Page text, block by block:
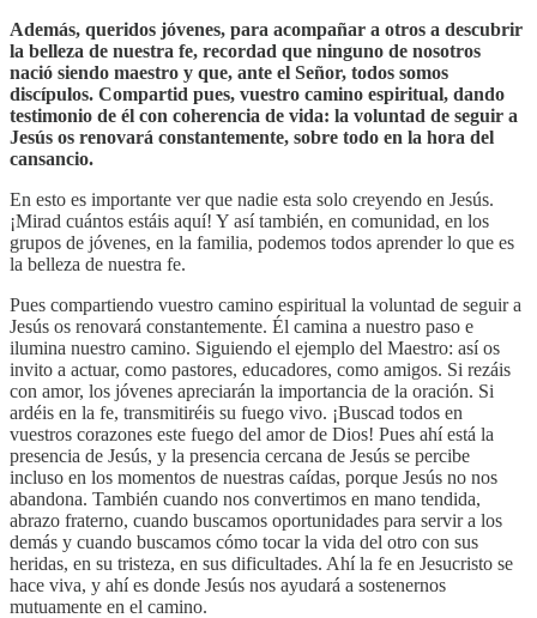
Además, queridos jóvenes, para acompañar a otros a descubrir
la belleza de nuestra fe, recordad que ninguno de nosotros
nació siendo maestro y que, ante el Señor, todos somos
discípulos. Compartid pues, vuestro camino espiritual, dando
testimonio de él con coherencia de vida: la voluntad de seguir a
Jesús os renovará constantemente, sobre todo en la hora del
cansancio.
En esto es importante ver que nadie esta solo creyendo en Jesús.
¡Mirad cuántos estáis aquí! Y así también, en comunidad, en los
grupos de jóvenes, en la familia, podemos todos aprender lo que es
la belleza de nuestra fe.
Pues compartiendo vuestro camino espiritual la voluntad de seguir a
Jesús os renovará constantemente. Él camina a nuestro paso e
ilumina nuestro camino. Siguiendo el ejemplo del Maestro: así os
invito a actuar, como pastores, educadores, como amigos. Si rezáis
con amor, los jóvenes apreciarán la importancia de la oración. Si
ardéis en la fe, transmitiréis su fuego vivo. ¡Buscad todos en
vuestros corazones este fuego del amor de Dios! Pues ahí está la
presencia de Jesús, y la presencia cercana de Jesús se percibe
incluso en los momentos de nuestras caídas, porque Jesús no nos
abandona. También cuando nos convertimos en mano tendida,
abrazo fraterno, cuando buscamos oportunidades para servir a los
demás y cuando buscamos cómo tocar la vida del otro con sus
heridas, en su tristeza, en sus dificultades. Ahí la fe en Jesucristo se
hace viva, y ahí es donde Jesús nos ayudará a sostenernos
mutuamente en el camino.